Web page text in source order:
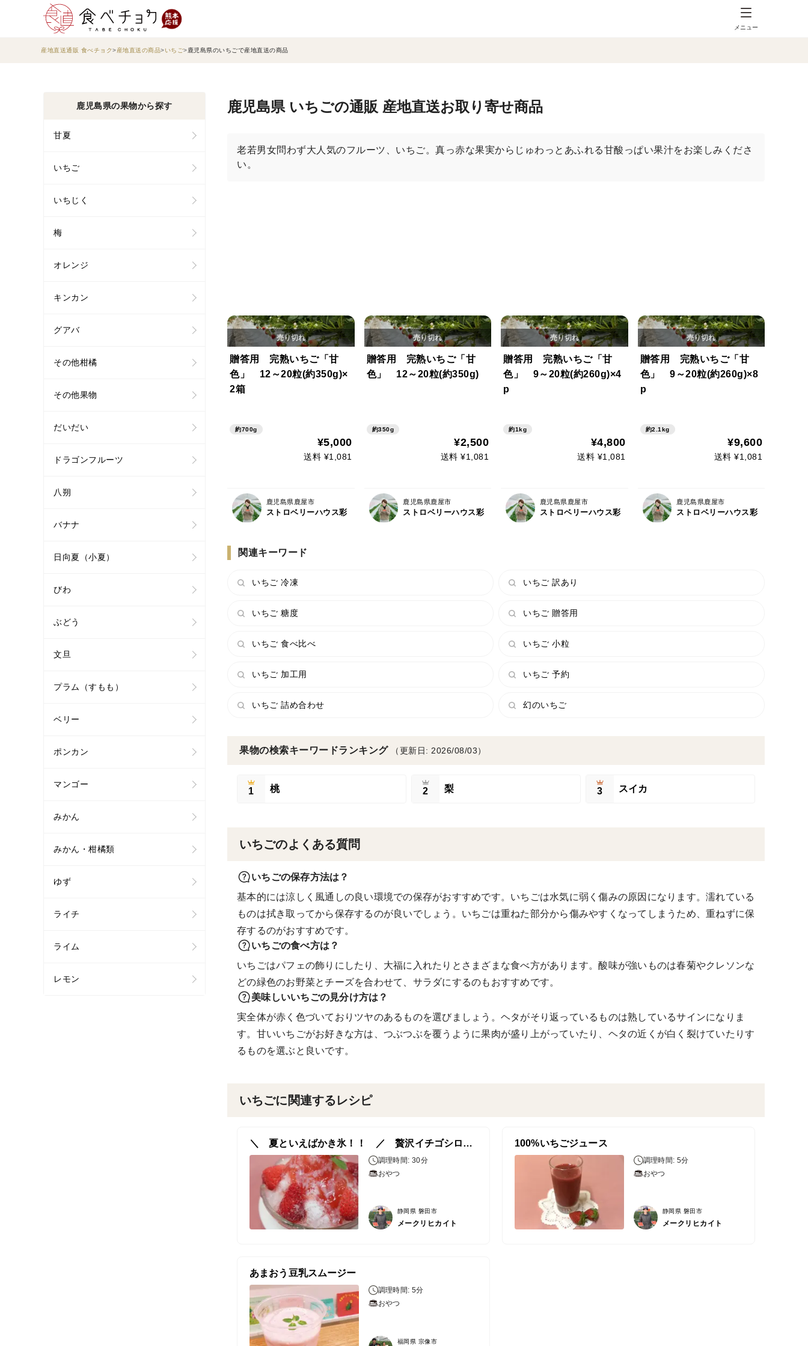
メニュー
産地直送通販 食べチョク 産地直送の商品 いちご 鹿児島県のいちごで産地直送の商品
鹿児島県 いちごの通販 産地直送お取り寄せ商品
老若男女問わず大人気のフルーツ、いちご。真っ赤な果実からじゅわっとあふれる甘酸っぱい果汁をお楽しみくださ
い。
贈答用 完熟いちご「甘
色」 12～20粒(約350g)×
2箱
約700g
¥5,000
送料 ¥1,081
鹿児島県鹿屋市
ストロベリーハウス彩
贈答用 完熟いちご「甘
色」 12～20粒(約350g)
約350g
¥2,500
送料 ¥1,081
鹿児島県鹿屋市
ストロベリーハウス彩
贈答用 完熟いちご「甘
色」 9～20粒(約260g)×4
p
約1kg
¥4,800
送料 ¥1,081
鹿児島県鹿屋市
ストロベリーハウス彩
贈答用 完熟いちご「甘
色」 9～20粒(約260g)×8
p
約2.1kg
¥9,600
送料 ¥1,081
鹿児島県鹿屋市
ストロベリーハウス彩
関連キーワード
いちご 冷凍 いちご 訳あり
いちご 糖度 いちご 贈答用
いちご 食べ比べ いちご 小粒
いちご 加工用 いちご 予約
いちご 詰め合わせ 幻のいちご
果物の検索キーワードランキング （更新日: 2026/08/03）
1 桃 2 梨 3 スイカ
いちごのよくある質問
いちごの保存方法は？
基本的には涼しく風通しの良い環境での保存がおすすめです。いちごは水気に弱く傷みの原因になります。濡れている
ものは拭き取ってから保存するのが良いでしょう。いちごは重ねた部分から傷みやすくなってしまうため、重ねずに保
存するのがおすすめです。
いちごの食べ方は？
いちごはパフェの飾りにしたり、大福に入れたりとさまざまな食べ方があります。酸味が強いものは春菊やクレソンな
どの緑色のお野菜とチーズを合わせて、サラダにするのもおすすめです。
美味しいいちごの見分け方は？
実全体が赤く色づいておりツヤのあるものを選びましょう。ヘタがそり返っているものは熟しているサインになりま
す。甘いいちごがお好きな方は、つぶつぶを覆うように果肉が盛り上がっていたり、ヘタの近くが白く裂けていたりす
るものを選ぶと良いです。
いちごに関連するレシピ
＼ 夏といえばかき氷！！ ／ 贅沢イチゴシロップ
調理時間: 30分
おやつ
静岡県 磐田市
メークリヒカイト
100%いちごジュース
調理時間: 5分
おやつ
静岡県 磐田市
メークリヒカイト
あまおう豆乳スムージー
調理時間: 5分
おやつ
福岡県 宗像市
鹿児島県の果物から探す
甘夏
いちご
いちじく
梅
オレンジ
キンカン
グアバ
その他柑橘
その他果物
だいだい
ドラゴンフルーツ
八朔
バナナ
日向夏（小夏）
びわ
ぶどう
文旦
プラム（すもも）
ベリー
ポンカン
マンゴー
みかん
みかん・柑橘類
ゆず
ライチ
ライム
レモン